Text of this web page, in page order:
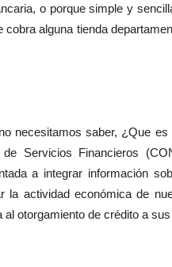
o porque simple y
cobra alguna tienda
saber, ¿Que es el
Servicios Financieros
a integrar información
la actividad económica de
otorgamiento de crédito a